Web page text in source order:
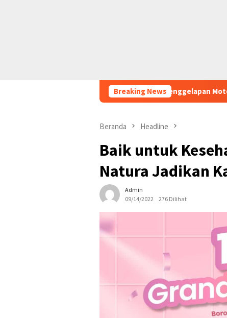
Breaking News
Ungkap Kasus Penggelapan Motor Bermodus Kenalan di
Beranda Headline
Baik untuk
Natura Jadikan
Admin
09/14/2022
276 Dilihat